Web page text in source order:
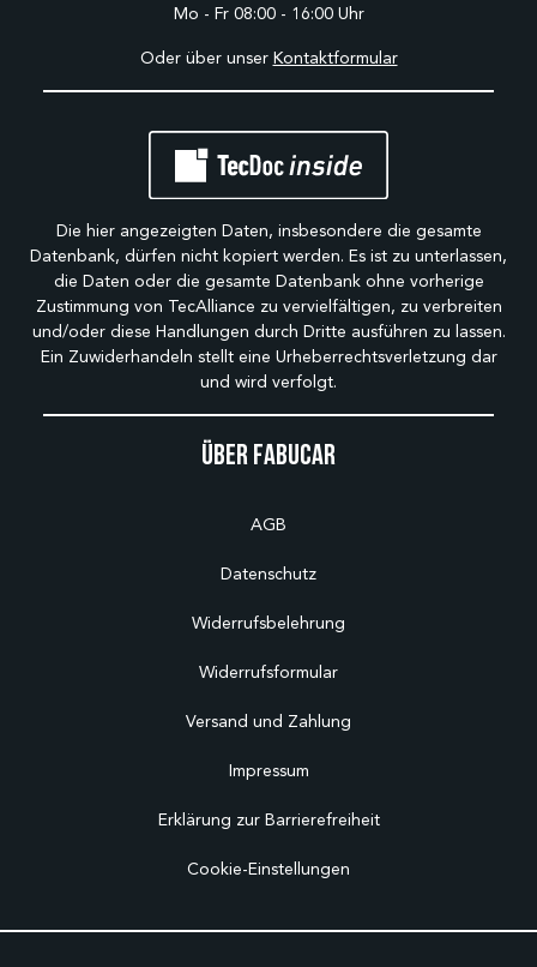
Über Fabucar
AGB
Datenschutz
Widerrufsbelehrung
Widerrufsformular
Versand und Zahlung
Impressum
Erklärung zur Barrierefreiheit
Cookie-Einstellungen
Mo - Fr 08:00 - 16:00 Uhr
Oder über unser Kontaktformular
Die hier angezeigten Daten, insbesondere die gesamte
Datenbank, dürfen nicht kopiert werden. Es ist zu unterlassen,
die Daten oder die gesamte Datenbank ohne vorherige
Zustimmung von TecAlliance zu vervielfältigen, zu verbreiten
und/oder diese Handlungen durch Dritte ausführen zu lassen.
Ein Zuwiderhandeln stellt eine Urheberrechtsverletzung dar
und wird verfolgt.